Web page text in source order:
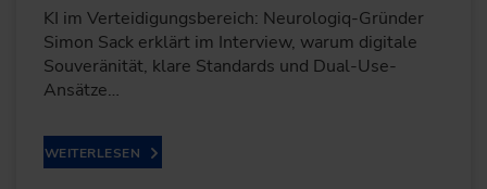
KI im Verteidigungsbereich: Neurologiq-Gründer
Simon Sack erklärt im Interview, warum digitale
Souveränität, klare Standards und Dual-Use-
Ansätze…
WEITERLESEN